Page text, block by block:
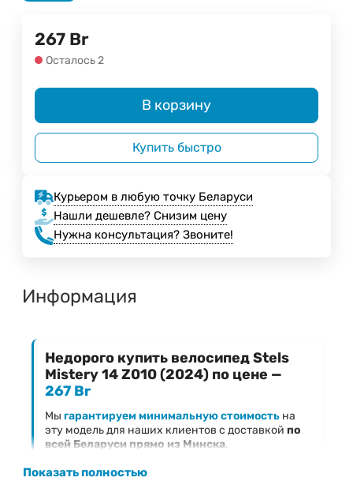
267 Br
Осталось 2
В корзину
Купить быстро
Курьером в любую точку Беларуси
Нашли дешевле? Снизим цену
Нужна консультация? Звоните!
Информация
Недорого купить велосипед Stels
Mistery 14 Z010 (2024) по цене —
267 Br
Мы гарантируем минимальную стоимость на
эту модель для наших клиентов с доставкой по
всей Беларуси прямо из Минска.
Ключевые преимущества предложения
Показать полностью